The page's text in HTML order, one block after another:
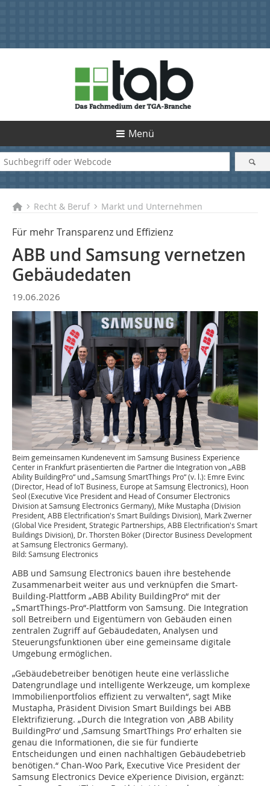
Menü
Recht & Beruf Markt und Unternehmen
Für mehr Transparenz und Effizienz
ABB und Samsung vernetzen
Gebäudedaten
19.06.2026
Beim gemeinsamen Kundenevent im Samsung Business Experience
Center in Frankfurt präsentierten die Partner die Integration von „ABB
Ability BuildingPro“ und „Samsung SmartThings Pro“ (v. l.): Emre Evinc
(Director, Head of IoT Business, Europe at Samsung Electronics), Hoon
Seol (Executive Vice President and Head of Consumer Electronics
Division at Samsung Electronics Germany), Mike Mustapha (Division
President, ABB Electrification's Smart Buildings Division), Mark Zwerner
(Global Vice President, Strategic Partnerships, ABB Electrification's Smart
Buildings Division), Dr. Thorsten Böker (Director Business Development
at Samsung Electronics Germany).
Bild: Samsung Electronics
ABB und Samsung Electronics bauen ihre bestehende
Zusammenarbeit weiter aus und verknüpfen die Smart-
Building-Plattform „ABB Ability BuildingPro“ mit der
„SmartThings-Pro“-Plattform von Samsung. Die Integration
soll Betreibern und Eigentümern von Gebäuden einen
zentralen Zugriff auf Gebäudedaten, Analysen und
Steuerungsfunktionen über eine gemeinsame digitale
Umgebung ermöglichen.
„Gebäudebetreiber benötigen heute eine verlässliche
Datengrundlage und intelligente Werkzeuge, um komplexe
Immobilienportfolios effizient zu verwalten“, sagt Mike
Mustapha, Präsident Division Smart Buildings bei ABB
Elektrifizierung. „Durch die Integration von ‚ABB Ability
BuildingPro‘ und ‚Samsung SmartThings Pro‘ erhalten sie
genau die Informationen, die sie für fundierte
Entscheidungen und einen nachhaltigen Gebäudebetrieb
benötigen.“ Chan-Woo Park, Executive Vice President der
Samsung Electronics Device eXperience Division, ergänzt: